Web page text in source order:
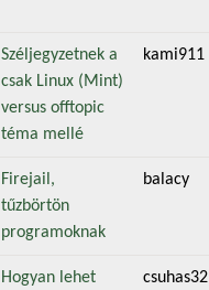
Széljegyzetnek a
csak Linux (Mint)
versus offtopic
téma mellé
kami911
Firejail,
tűzbörtön
programoknak
balacy
Hogyan lehet
csuhas32